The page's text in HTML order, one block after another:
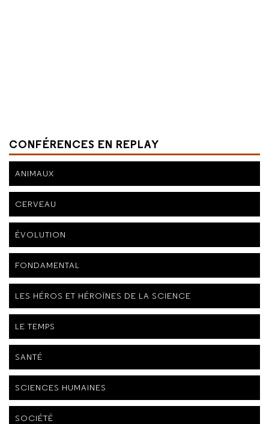
CONFÉRENCES EN REPLAY
ANIMAUX
CERVEAU
ÉVOLUTION
FONDAMENTAL
LES HÉROS ET HÉROÏNES DE LA SCIENCE
LE TEMPS
SANTÉ
SCIENCES HUMAINES
SOCIÉTÉ